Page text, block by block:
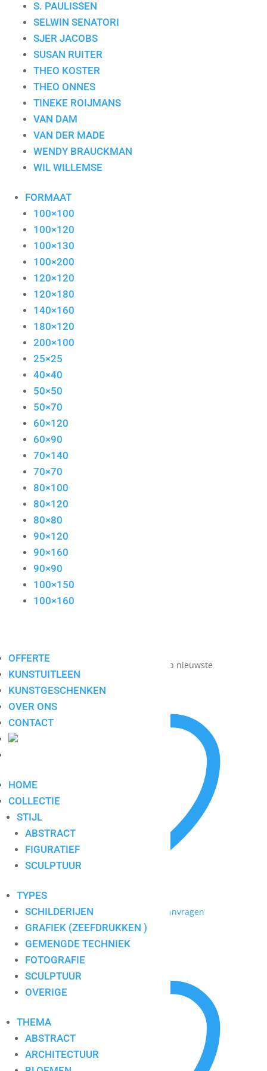
S. PAULISSEN
SELWIN SENATORI
SJER JACOBS
SUSAN RUITER
THEO KOSTER
THEO ONNES
TINEKE ROIJMANS
VAN DAM
VAN DER MADE
WENDY BRAUCKMAN
WIL WILLEMSE
FORMAAT
100×100
100×120
100×130
100×200
120×120
120×180
140×160
180×120
200×100
25×25
40×40
50×50
50×70
60×120
60×90
70×140
70×70
80×100
80×120
80×80
90×120
90×160
90×90
100×150
100×160
OFFERTE
KUNSTUITLEEN
KUNSTGESCHENKEN
OVER ONS
CONTACT
HOME
COLLECTIE
STIJL
ABSTRACT
FIGURATIEF
SCULPTUUR
TYPES
SCHILDERIJEN
GRAFIEK (ZEEFDRUKKEN )
GEMENGDE TECHNIEK
FOTOGRAFIE
SCULPTUUR
OVERIGE
THEMA
ABSTRACT
ARCHITECTUUR
Toont alle 2 resultaten Gesorteerd op nieuwste
Toevoegen aan mijn lijst / Offerte aanvragen
Ron van de Werf 2